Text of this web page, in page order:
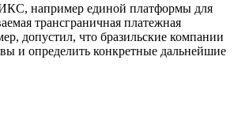
например единой платформы для
трансграничная платежная
допустил, что бразильские компании
и определить конкретные дальнейшие